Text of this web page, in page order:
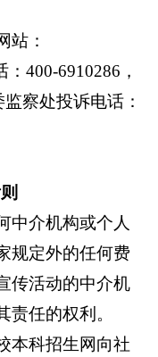
站：
：400-6910286，
察处投诉电话：
中介机构或个人
规定外的任何费
传活动的中介机
任的权利。
本科招生网向社